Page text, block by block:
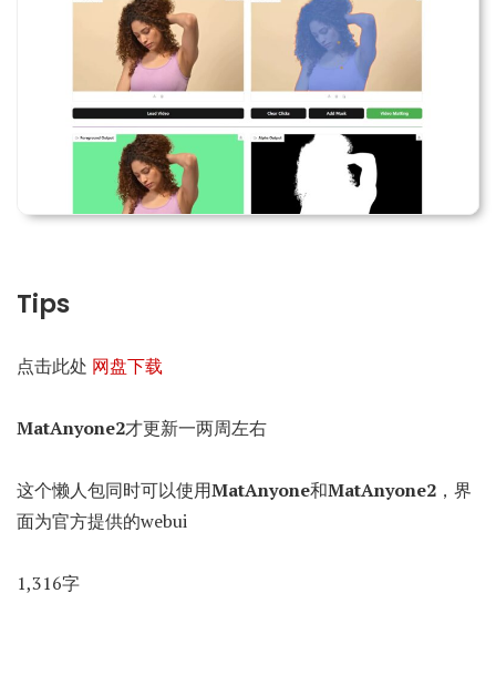
Tips
点击此处 网盘下载
MatAnyone2才更新一两周左右
这个懒人包同时可以使用MatAnyone和MatAnyone2 ，界
面为官方提供的webui
1,316字